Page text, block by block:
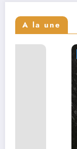
A la une